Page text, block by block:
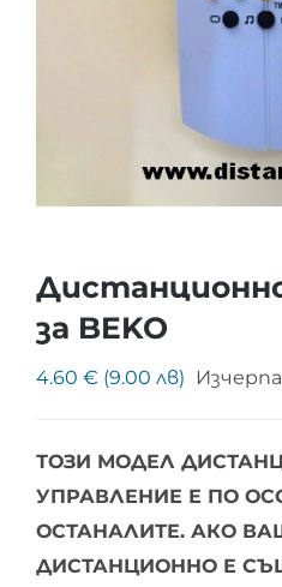
за BEKO
4.60 € (9.00 лв)
ТОЗИ МОДЕЛ
УПРАВЛЕНИЕ Е ПО
ОСТАНАЛИТЕ. АКО
ДИСТАНЦИОННО Е